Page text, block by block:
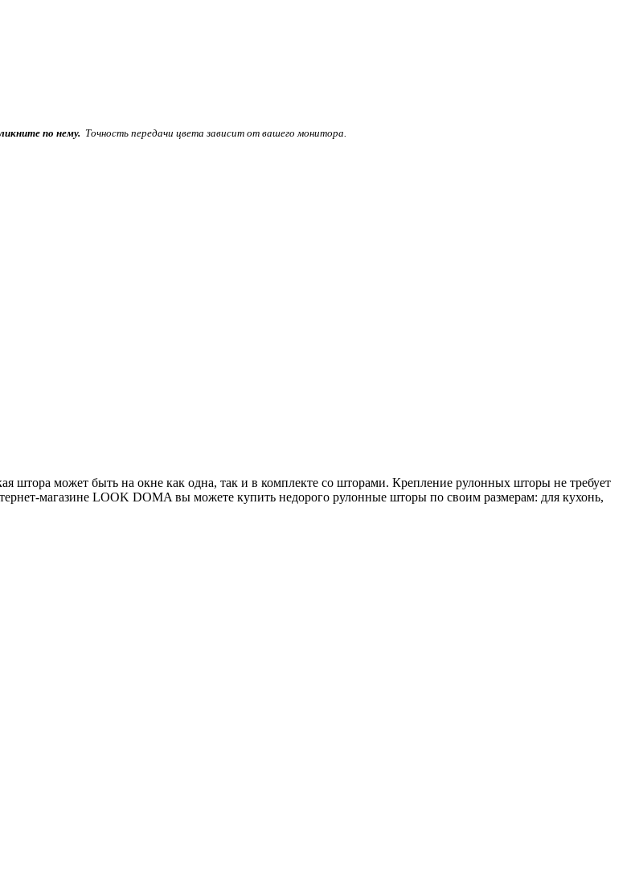
по нему. Точность передачи цвета зависит от вашего монитора.
может быть на окне как одна, так и в комплекте со шторами. Крепление рулонных шторы не требует
магазине LOOK DOMA вы можете купить недорого рулонные шторы по своим размерам: для кухонь,